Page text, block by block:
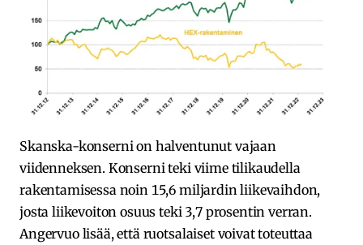
Skanska-konserni on halventunut vajaan
viidenneksen. Konserni teki viime tilikaudella
rakentamisessa noin 15,6 miljardin liikevaihdon,
josta liikevoiton osuus teki 3,7 prosentin verran.
Angervuo lisää, että ruotsalaiset voivat toteuttaa